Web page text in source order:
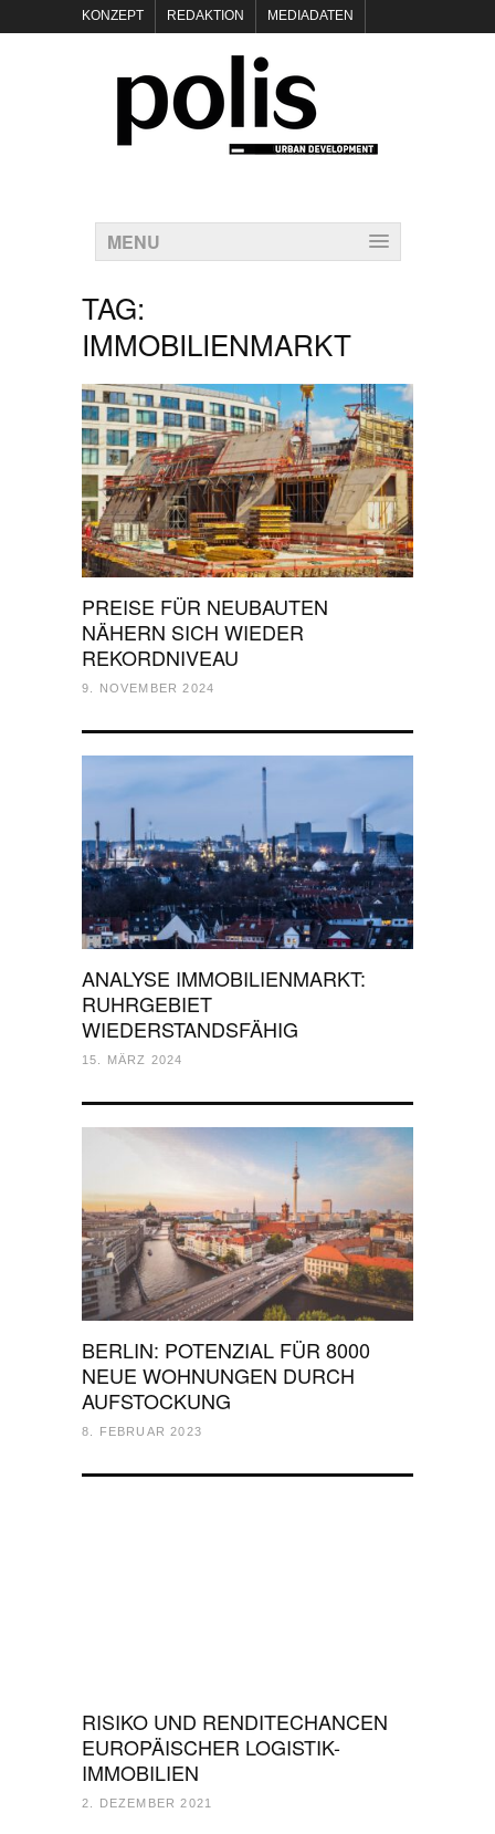
KONZEPT REDAKTION MEDIADATEN
POLIS KEYNOTES
KONTAKT DATENSCHUTZ IMPRESSUM
MENU
TAG:
IMMOBILIENMARKT
PREISE FÜR NEUBAUTEN
NÄHERN SICH WIEDER
REKORDNIVEAU
9. NOVEMBER 2024
ANALYSE IMMOBILIENMARKT:
RUHRGEBIET
WIEDERSTANDSFÄHIG
15. MÄRZ 2024
BERLIN: POTENZIAL FÜR 8000
NEUE WOHNUNGEN DURCH
AUFSTOCKUNG
8. FEBRUAR 2023
RISIKO UND RENDITECHANCEN
EUROPÄISCHER LOGISTIK-
IMMOBILIEN
2. DEZEMBER 2021